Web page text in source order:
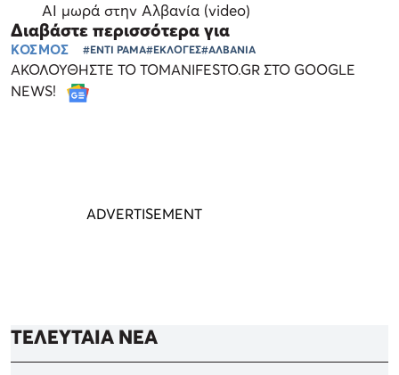
AI μωρά στην Αλβανία (video)
Διαβάστε περισσότερα για
ΚΟΣΜΟΣ #ΕΝΤΙ ΡΑΜΑ#ΕΚΛΟΓΕΣ#ΑΛΒΑΝΙΑ
ΑΚΟΛΟΥΘΗΣΤΕ ΤΟ TOMANIFESTO.GR ΣΤΟ GOOGLE
NEWS!
ΤΕΛΕΥΤΑΙΑ ΝΕΑ